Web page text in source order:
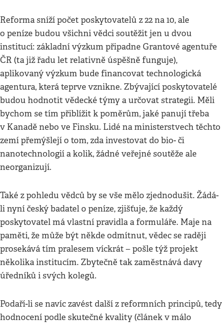
Reforma sníží počet poskytovatelů z 22 na 10, ale
o peníze budou všichni vědci soutěžit jen u dvou
institucí: základní výzkum připadne Grantové agentuře
ČR (ta již řadu let relativně úspěšně funguje),
aplikovaný výzkum bude financovat technologická
agentura, která teprve vznikne. Zbývající poskytovatelé
budou hodnotit vědecké týmy a určovat strategii. Měli
bychom se tím přiblížit k poměrům, jaké panují třeba
v Kanadě nebo ve Finsku. Lidé na ministerstvech těchto
zemí přemýšlejí o tom, zda investovat do bio- či
nanotechnologií a kolik, žádné veřejné soutěže ale
neorganizují.
Také z pohledu vědců by se vše mělo zjednodušit. Žádá-
li nyní český badatel o peníze, zjišťuje, že každý
poskytovatel má vlastní pravidla a formuláře. Maje na
paměti, že může být někde odmítnut, vědec se raději
prosekává tím pralesem víckrát – pošle týž projekt
několika institucím. Zbytečně tak zaměstnává davy
úředníků i svých kolegů.
Podaří-li se navíc zavést další z reformních principů, tedy
hodnocení podle skutečné kvality (článek v málo